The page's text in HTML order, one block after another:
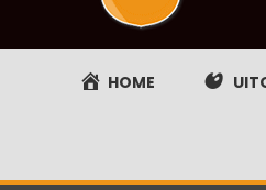
Het meest interessante
HOME